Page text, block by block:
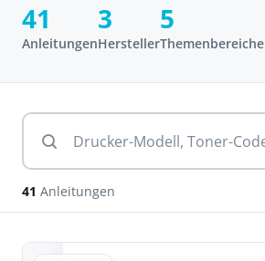
41
Anleitungen
3
Hersteller
5
Themenbereiche
41 Anleitungen